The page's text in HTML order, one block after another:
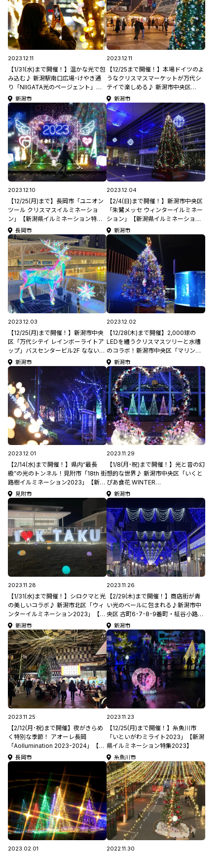
2023.12.11
【1/31(水)まで開催！】温かな光で包
み込む♪ 新潟駅南口広場･けやき通
り「NIIGATA光のページェント」
【新潟県イルミネーション特集
2023】
新潟市
2023.12.11
【12/25まで開催！】本場ドイツのよ
うなクリスマスマーケットが万代シ
テイで楽しめる♪ 新潟市中央区
「NiiGATA CHRiSTMAS MARKET
2023」
新潟市
2023.12.10
【12/25(月)まで】長岡市「ユニオン
ツール クリスマスイルミネーショ
ン」【新潟県イルミネーション特集
2023】
長岡市
2023.12.04
【2/4(日)まで開催！】新潟市中央区
「朱鷺メッセ ウィンターイルミネー
ション」【新潟県イルミネーション
特集2023】
新潟市
2023.12.03
【12/25(月)まで開催！】新潟市中央
区「万代シテイ レインボーライトア
ップ」バスセンタービル2F なないろ
ガーデン【新潟県イルミネーション
特集2023】
新潟市
2023.12.02
【12/28(木)まで開催】2,000球の
LEDを纏うクリスマスツリーと水槽
のコラボ！新潟市中央区「マリンピ
ア日本海 クリスマスツリー展示」
【新潟県イルミネーション特集
2023】
新潟市
2023.12.01
【2/14(水)まで開催！】県内“最長
級”の光のトンネル！見附市「18th 街
路樹イルミネーション2023」【新潟
県イルミネーション特集2023】
見附市
2023.11.29
【1/8(月･祝)まで開催！】光と音の幻
想的な世界♪ 新潟市中央区「いくと
ぴあ食花 WINTER
ILLUMINATION」【新潟県イルミネ
ーション特集2023】
新潟市
2023.11.28
【1/31(水)まで開催！】シロクマと光
の美しいコラボ♪ 新潟市北区「ウィ
ンターイルミネーション2023」【新
潟県イルミネーション特集2023】
新潟市
2023.11.26
【2/29(木)まで開催！】商店街が青
い光のベールに包まれる♪新潟市中
央区 古町6･7･8･9番町・柾谷小路
「インフィニティー･ブルー」【新潟
県イルミネーション特集2023】
新潟市
2023.11.25
【2/12(月･祝)まで開催】夜がきらめ
く特別な季節！ アオーレ長岡
「Aollumination 2023-2024」【新
潟県イルミネーション特集2023】#
アオルミネーション
長岡市
2023.11.23
【12/25(月)まで開催！】糸魚川市
「いといがわミライト2023」【新潟
県イルミネーション特集2023】
糸魚川市
2023.02.01 2022.11.30